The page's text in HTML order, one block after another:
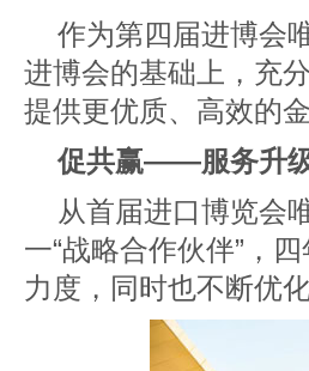
作为第四届进博会
进博会的基础上，充
提供更优质、高效的
促共赢——服务升
从首届进口博览会
一“战略合作伙伴”，
力度，同时也不断优